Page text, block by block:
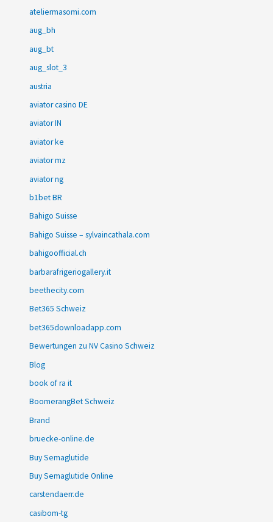
ateliermasomi.com
aug_bh
aug_bt
aug_slot_3
austria
aviator casino DE
aviator IN
aviator ke
aviator mz
aviator ng
b1bet BR
Bahigo Suisse
Bahigo Suisse – sylvaincathala.com
bahigoofficial.ch
barbarafrigeriogallery.it
beethecity.com
Bet365 Schweiz
bet365downloadapp.com
Bewertungen zu NV Casino Schweiz
Blog
book of ra it
BoomerangBet Schweiz
Brand
bruecke-online.de
Buy Semaglutide
Buy Semaglutide Online
carstendaerr.de
casibom-tg